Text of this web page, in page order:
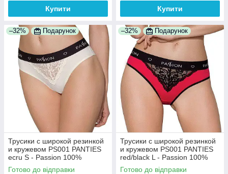
Купити Купити
–32% Подарунок
Трусики с широкой резинкой
и кружевом PS001 PANTIES
ecru S - Passion 100%
Анонімності
Готово до відправки
–32% Подарунок
Трусики с широкой резинкой
и кружевом PS001 PANTIES
red/black L - Passion 100%
Анонімності
Готово до відправки